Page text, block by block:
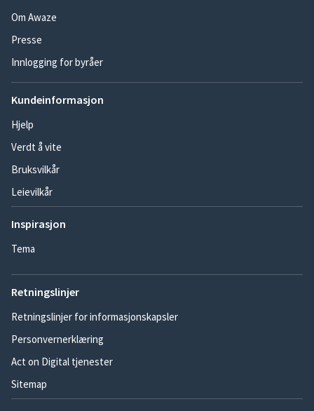
Om Awaze
Presse
Innlogging for byråer
Kundeinformasjon
Hjelp
Verdt å vite
Bruksvilkår
Leievilkår
Inspirasjon
Tema
Retningslinjer
Retningslinjer for informasjonskapsler
Personvernerklæring
Act on Digital tjenester
Sitemap